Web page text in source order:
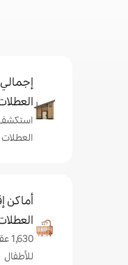
إجمالي
أماكن
للأطفال